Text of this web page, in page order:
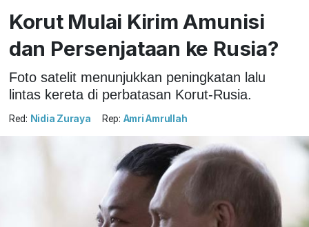
Korut Mulai Kirim Amunisi
dan Persenjataan ke Rusia?
Foto satelit menunjukkan peningkatan lalu
lintas kereta di perbatasan Korut-Rusia.
Red: Nidia Zuraya Rep: Amri Amrullah